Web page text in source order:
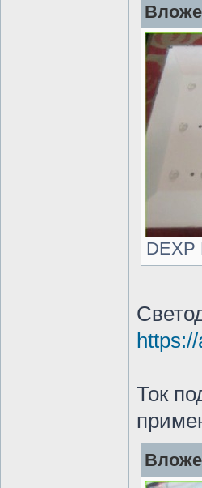
DEXP
Ток